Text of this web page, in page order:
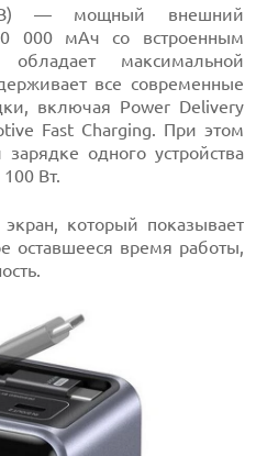
— мощный внешний
000 мАч со встроенным
максимальной
все современные
включая Power Delivery
Fast Charging. При этом
одного устройства
Вт.
который показывает
оставшееся время работы,